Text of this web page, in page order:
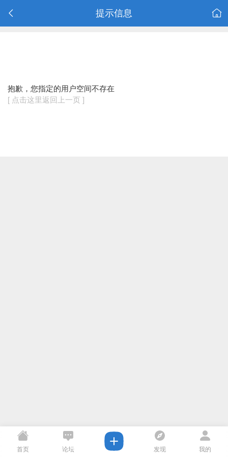
提示信息
抱歉，您指定的用户空间不存在
[ 点击这里返回上一页 ]
首页 论坛 发现 我的